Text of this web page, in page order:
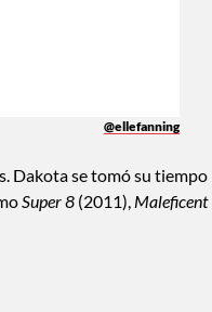
@ellefanning
Dakota se tomó su tiempo
Super 8 (2011), Maleficent